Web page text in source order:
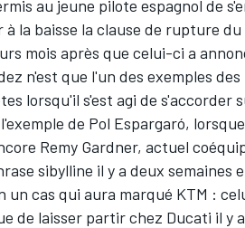
au jeune pilote espagnol de
la baisse la clause de rupture
mois après que celui-ci a
n'est que l'un des exemples
lorsqu'il s'est agi de s'accorder
de Pol Espargaró,
Remy Gardner, actuel
sibylline il y a deux semaines
un cas qui aura marqué KTM :
de laisser partir chez Ducati il y